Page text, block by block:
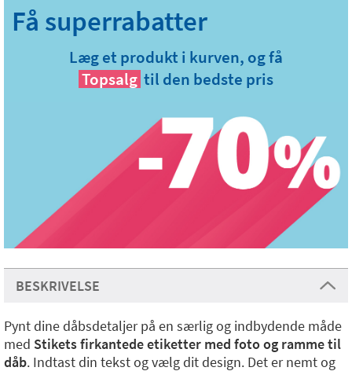
Læg et produkt i kurven, og få
Topsalg til den bedste pris
BESKRIVELSE
Pynt dine dåbsdetaljer på en særlig og indbydende måde
med Stikets firkantede etiketter med foto og ramme til
dåb. Indtast din tekst og vælg dit design. Det er nemt og